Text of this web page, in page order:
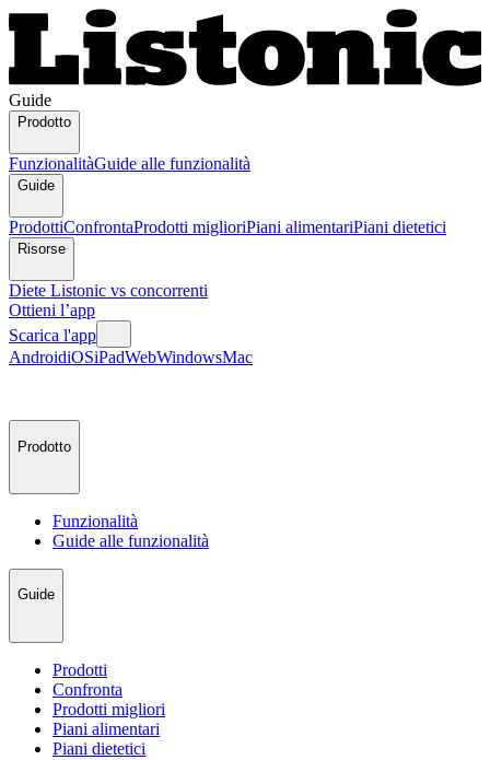
Guide
Prodotto
FunzionalitàGuide alle funzionalità
Guide
ProdottiConfrontaProdotti miglioriPiani alimentariPiani dietetici
Risorse
Diete Listonic vs concorrenti
Ottieni l’app
Scarica l'app
AndroidiOSiPadWebWindowsMac
Prodotto
Funzionalità
Guide alle funzionalità
Guide
Prodotti
Confronta
Prodotti migliori
Piani alimentari
Piani dietetici